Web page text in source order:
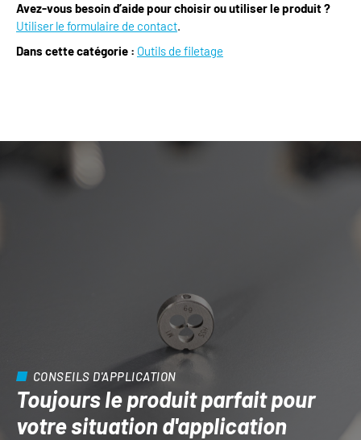
Avez-vous besoin d’aide pour choisir ou utiliser le produit ?
Utiliser le formulaire de contact.
Dans cette catégorie : Outils de filetage
CONSEILS D'APPLICATION
Toujours le produit parfait pour
votre situation d'application